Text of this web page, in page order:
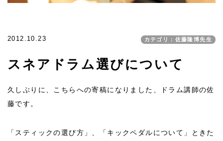
2012.10.23 カテゴリ：佐藤隆博先生
スネアドラム選びについて
久しぶりに、こちらへの寄稿になりました、ドラム講師の佐
藤です。
「スティックの選び方」、「キックペダルについて」ときた